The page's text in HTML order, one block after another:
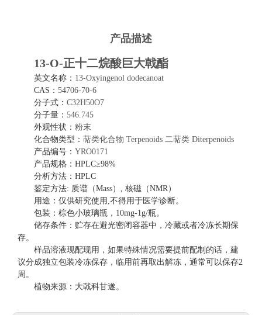
产品描述
13-O-正十二烷酸巨大戟酯
英文名称： 13-Oxyingenol dodecanoat
CAS： 54706-70-6
分子式： C32H50O7
分子量： 546.745
外观性状： 粉末
化合物类型： 萜类化合物 Terpenoids 二萜类 Diterpenoids
产品编号： YRO0171
产品规格： HPLC≥98%
分析方法： HPLC
鉴定方法: 质谱（Mass）, 核磁（NMR）
用途：仅供研究使用 ,不得用于医学诊断。
包装：棕色小玻璃瓶， 10mg-1g/瓶。
储存条件：贮存在避光密闭容器中，冷藏或者冷冻长期保
存。
样品溶液现配现用，如果特殊情况需要提前配制的话，建
议分成独立包装冷冻保存，临用前再取出解冻，通常可以保存2
周。
植物来源：大戟科甘遂。